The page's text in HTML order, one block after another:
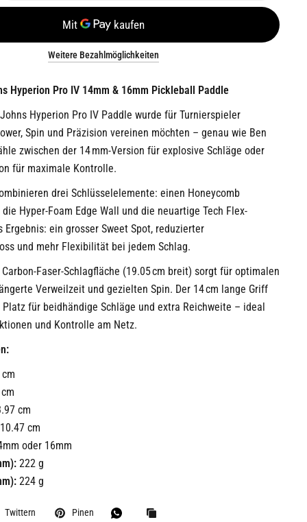
Weitere Bezahlmöglichkeiten
Hyperion Pro IV 14mm & 16mm Pickleball Paddle
Hyperion Pro IV Paddle wurde für Turnierspieler
Spin und Präzision vereinen möchten – genau wie Ben
zwischen der 14 mm-Version für explosive Schläge oder
für maximale Kontrolle.
drei Schlüsselelemente: einen Honeycomb
Hyper-Foam Edge Wall und die neuartige Tech Flex-
Ergebnis: ein grosser Sweet Spot, reduzierter
und mehr Flexibilität bei jedem Schlag.
Faser-Schlagfläche (19.05 cm breit) sorgt für optimalen
Verweilzeit und gezielten Spin. Der 14 cm lange Griff
für beidhändige Schläge und extra Reichweite – ideal
und Kontrolle am Netz.
cm
cm
oder 16mm
222 g
224 g
Twittern Pinen